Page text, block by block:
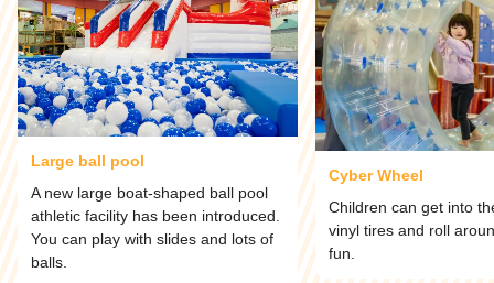
Large ball pool
A new large boat-shaped ball pool
athletic facility has been introduced.
You can play with slides and lots of
balls.
Cyber Wheel
Children can get into
vinyl tires and roll
fun.